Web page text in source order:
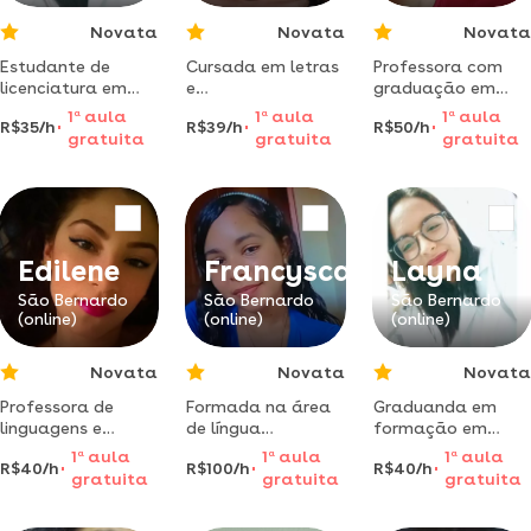
Novata
Estudante de
licenciatura em
ciências naturais-
química, 4 período
pretendo me
máximo para
ajudar.
R$35/h
1 aaula
gratuita
Novata
Cursada em letras
e
códigos,estuando
no momento
dando aulas
crianças e
adolescentes.
R$39/h
1 a aula
gratuita
Novata
Professora com
graduação em
linguagens e
códigos - língua
portuguesa -
cursando
especialização em
informáticana na
educação - ifma
R$50/h
1 aaula
gratuita
Edilene
São Bernardo
(online)
Novata
Professora de
linguagens e
códigos ensina
português para
ensino médio e
R$40/h
1 aaula
gratuita
Francysca
São Bernardo
(online)
Novata
Formada na área
de língua
portuguesa dou
aulas de
gramática e
R$100/h
1 a aula
gratuita
Layna
São Bernardo
(online)
Novata
Graduanda em
formação em
ciências naturais-
química pela
universidade
R$40/h
1 aaula
gratuita